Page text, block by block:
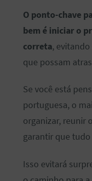
O ponto-chave
bem é iniciar o
correta,
que possam
Se você está
portuguesa, o
organizar, reunir
garantir que
Isso evitará